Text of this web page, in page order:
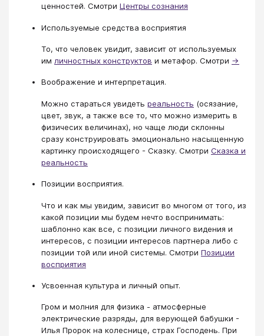
ценностей. Смотри Центры сознания
Используемые средства восприятия
То, что человек увидит, зависит от используемых
им личностных конструктов и метафор. Смотри →
Воображение и интерпретация.
Можно стараться увидеть реальность (осязание,
цвет, звук, а также все то, что можно измерить в
физичесих величинах), но чаще люди склонны
сразу конструировать эмоционально насыщенную
картинку происходящего - Сказку. Смотри Сказка и
реальность
Позиции восприятия.
Что и как мы увидим, зависит во многом от того, из
какой позиции мы будем нечто воспринимать:
шаблонно как все, с позиции личного видения и
интересов, с позиции интересов партнера либо с
позиции той или иной системы. Смотри Позиции
восприятия
Усвоенная культура и личный опыт.
Гром и молния для физика - атмосферные
электрические разряды, для верующей бабушки -
Илья Пророк на колеснице, страх Господень. При